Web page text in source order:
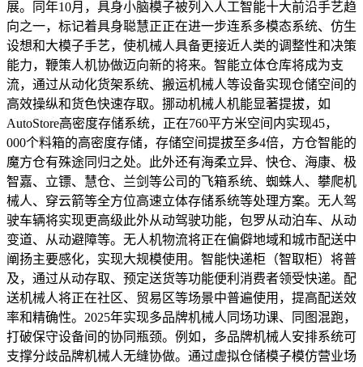
展。同年10月，具身小脑模子被列入人工智能十大前沿手艺趋
向之一，标记着具身聪慧正正在进一步连系多模态系统、仿生
设想和大模子手艺，使机械人具备更接近人类的调整性和决策
能力，鞭策人机协做迈向新的将来。智能立体仓库将成为支
流，通过从动化货架系统、搬运机械人等设备实现仓储空间的
高效操纵和货色快速存取。挪动机械人机能显著提拔，如
AutoStore高密度存储系统，正在760平方米空间内实现45，
000个料箱的高密度存储，存储空间提拔至多4倍，方仓智能的
魔方仓有殊途同归之处。此外还有海柔立异、快仓、海康、极
智嘉、立镖、慧仓、兰剑等公司的飞箱系统、蜘蛛人、攀爬机
械人、穿云箭等全方位高速立体存储系统等处理方案。无人驾
驶车辆将实现更高级此外从动驾驶功能，包罗从动泊车、从动
变道、从动避障等。无人机物流将正在偏僻地域和城市配送中
阐扬主要感化，实现大规模使用。智能快递柜（智取柜）将普
及，通过从动存取、预定送货等功能便利消费者领受快递。配
送机械人将正在社区、贸易区等场景中普遍使用，提高配送效
率和精确性。2025年实现多品牌机械人同场功课、同图混跑，
打破保守设备间的协同瓶颈。例如，多品牌机械人安排系统可
支撑分歧品牌机械人无缝协做。通过虚拟仓储模子模仿营业场